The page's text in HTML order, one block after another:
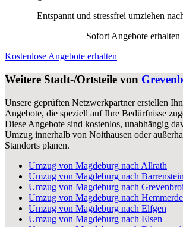
Entspannt und stressfrei umziehen
Sofort Angebote erhalten
Kostenlose Angebote erhalten
Weitere Stadt-/Ortsteile von
Unsere geprüften Netzwerkpartner erstellen
Angebote, die speziell auf Ihre Bedürfnisse
Diese Angebote sind kostenlos, unabhängig
Umzug innerhalb von Noithausen oder
Standorts planen.
Umzug von Magdeburg nach Allrath
Umzug von Magdeburg nach Barrenstein
Umzug von Magdeburg nach
Umzug von Magdeburg nach
Umzug von Magdeburg nach Elfgen
Umzug von Magdeburg nach Elsen